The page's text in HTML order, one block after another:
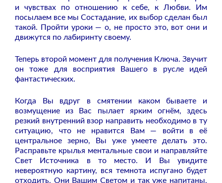
и чувствах по отношению к себе, к Любви. Им
посылаем все мы Состадание, их выбор сделан был
такой. Пройти уроки — о, не просто это, вот они и
движутся по лабиринту своему.
Теперь второй момент для получения Ключа. Звучит
он тоже для восприятия Вашего в русле идей
фантастических.
Когда Вы вдруг в смятении каком бываете и
возмущение из Вас пылает ярким огнём, здесь
резкий внутренний взор направить необходимо в ту
ситуацию, что не нравится Вам — войти в её
центральное зерно, Вы уже умеете делать это.
Расправьте крылья ментальные свои и направляйте
Свет Источника в то место. И Вы увидите
невероятную картину, вся темнота испугано будет
отходить. Они Вашим Светом и так уже напитаны,